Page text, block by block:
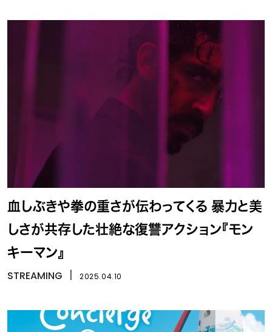
血しぶきや拳の重さが伝わってくる 暴力と美
しさが共存した壮絶な復讐アクション『モン
キーマン』
STREAMING 2025.04.10